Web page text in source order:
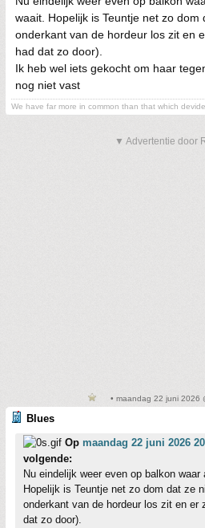
waait. Hopelijk is Teuntje net zo
onderkant van de hordeur los zit en
had dat zo door).
Ik heb wel iets gekocht om haar
nog niet vast
We have far more in common than that which
▼ Advertentie door
• maandag 22 juni 2026
Blues
Op maandag 22 juni 2026
volgende:
Nu eindelijk weer even op balkon
Hopelijk is Teuntje net zo dom dat ze
onderkant van de hordeur los zit en er
dat zo door).